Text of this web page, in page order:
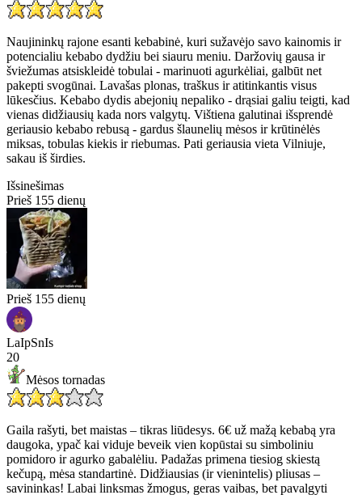
Naujininkų rajone esanti kebabinė, kuri sužavėjo savo kainomis ir
potencialiu kebabo dydžiu bei siauru meniu. Daržovių gausa ir
šviežumas atsiskleidė tobulai - marinuoti agurkėliai, galbūt net
pakepti svogūnai. Lavašas plonas, traškus ir atitinkantis visus
lūkesčius. Kebabo dydis abejonių nepaliko - drąsiai galiu teigti, kad
vienas didžiausių kada nors valgytų. Vištiena galutinai išsprendė
geriausio kebabo rebusą - gardus šlaunelių mėsos ir krūtinėlės
miksas, tobulas kiekis ir riebumas. Pati geriausia vieta Vilniuje,
sakau iš širdies.
Išsinešimas
Prieš 155 dienų
Prieš 155 dienų
LaIpSnIs
20
Mėsos tornadas
Gaila rašyti, bet maistas – tikras liūdesys. 6€ už mažą kebabą yra
daugoka, ypač kai viduje beveik vien kopūstai su simboliniu
pomidoro ir agurko gabalėliu. Padažas primena tiesiog skiestą
kečupą, mėsa standartinė. Didžiausias (ir vienintelis) pliusas –
savininkas! Labai linksmas žmogus, geras vaibas, bet pavalgyti